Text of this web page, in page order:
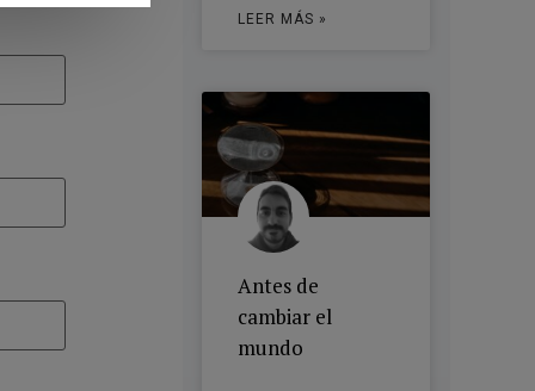
LEER MÁS »
Antes de
cambiar el
mundo